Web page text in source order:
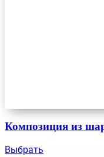
Композиция из
Выбрать